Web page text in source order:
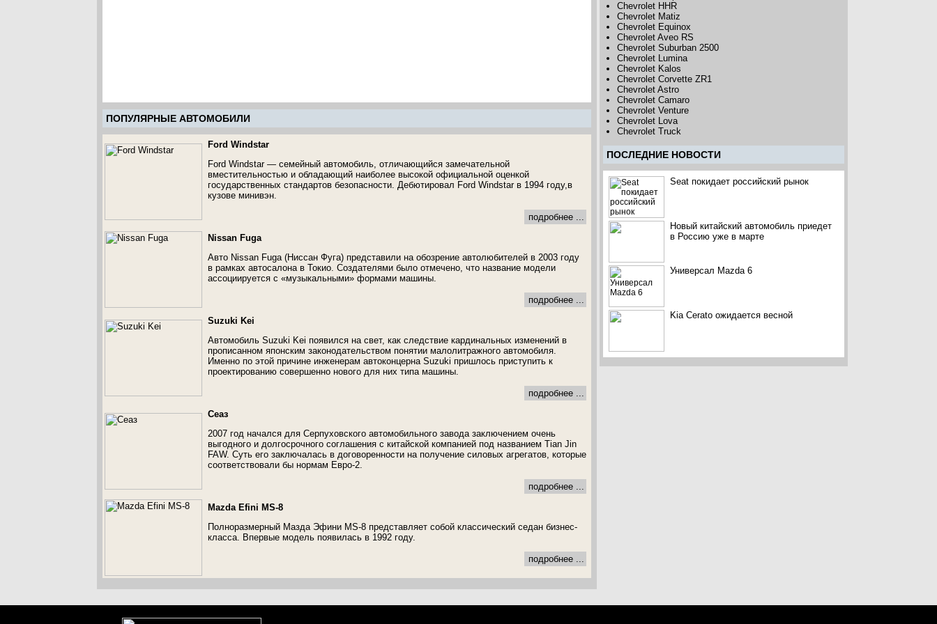
ПОПУЛЯРНЫЕ АВТОМОБИЛИ
Ford Windstar
Ford Windstar — семейный автомобиль, отличающийся замечательной
вместительностью и обладающий наиболее высокой официальной оценкой
государственных стандартов безопасности. Дебютировал Ford Windstar в 1994 году,в
кузове минивэн.
подробнее ...
Nissan Fuga
Авто Nissan Fuga (Ниссан Фуга) представили на обозрение автолюбителей в 2003 году
в рамках автосалона в Токио. Создателями было отмечено, что название модели
ассоциируется с «музыкальными» формами машины.
подробнее ...
Suzuki Kei
Автомобиль Suzuki Kei появился на свет, как следствие кардинальных изменений в
прописанном японским законодательством понятии малолитражного автомобиля.
Именно по этой причине инженерам автоконцерна Suzuki пришлось приступить к
проектированию совершенно нового для них типа машины.
подробнее ...
Сеаз
2007 год начался для Серпуховского автомобильного завода заключением очень
выгодного и долгосрочного соглашения с китайской компанией под названием Tian Jin
FAW. Суть его заключалась в договоренности на получение силовых агрегатов, которые
соответствовали бы нормам Евро-2.
подробнее ...
Mazda Efini MS-8
Полноразмерный Мазда Эфини MS-8 представляет собой классический седан бизнес-
класса. Впервые модель появилась в 1992 году.
подробнее ...
Chevrolet HHR
Chevrolet Matiz
Chevrolet Equinox
Chevrolet Aveo RS
Chevrolet Suburban 2500
Chevrolet Lumina
Chevrolet Kalos
Chevrolet Corvette ZR1
Chevrolet Astro
Chevrolet Camaro
Chevrolet Venture
Chevrolet Lova
Chevrolet Truck
ПОCЛЕДНИЕ НОВОСТИ
Seat покидает российский рынок
Новый китайский автомобиль приедет
в Россию уже в марте
Универсал Mazda 6
Kia Cerato ожидается весной